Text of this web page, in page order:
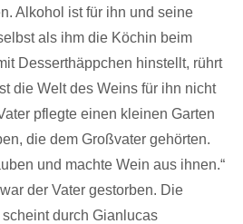
Alkohol ist für ihn und seine
als ihm die Köchin beim
Desserthäppchen hinstellt, rührt
die Welt des Weins für ihn nicht
pflegte einen kleinen Garten
die dem Großvater gehörten.
und machte Wein aus ihnen.“
der Vater gestorben. Die
durch Gianlucas